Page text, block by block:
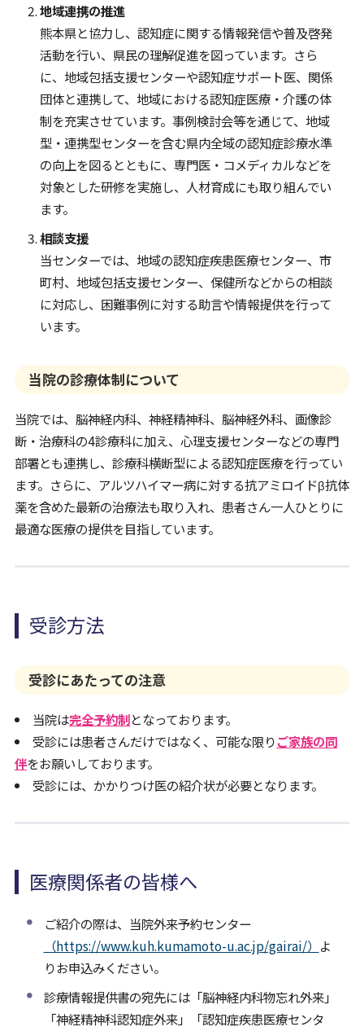
地域連携の推進
熊本県と協力し、認知症に関する情報発信や普及啓発
活動を行い、県民の理解促進を図っています。さら
に、地域包括支援センターや認知症サポート医、関係
団体と連携して、地域における認知症医療・介護の体
制を充実させています。事例検討会等を通じて、地域
型・連携型センターを含む県内全域の認知症診療水準
の向上を図るとともに、専門医・コメディカルなどを
対象とした研修を実施し、人材育成にも取り組んでい
ます。
相談支援
当センターでは、地域の認知症疾患医療センター、市
町村、地域包括支援センター、保健所などからの相談
に対応し、困難事例に対する助言や情報提供を行って
います。
当院の診療体制について
当院では、脳神経内科、神経精神科、脳神経外科、画像診
断・治療科の4診療科に加え、心理支援センターなどの専門
部署とも連携し、診療科横断型による認知症医療を行ってい
ます。さらに、アルツハイマー病に対する抗アミロイドβ抗体
薬を含めた最新の治療法も取り入れ、患者さん一人ひとりに
最適な医療の提供を目指しています。
受診方法
受診にあたっての注意
当院は完全予約制となっております。
受診には患者さんだけではなく、可能な限りご家族の同
伴をお願いしております。
受診には、かかりつけ医の紹介状が必要となります。
医療関係者の皆様へ
ご紹介の際は、当院外来予約センター
（https://www.kuh.kumamoto-u.ac.jp/gairai/） よ
りお申込みください。
診療情報提供書の宛先には「脳神経内科物忘れ外来」
「神経精神科認知症外来」「認知症疾患医療センタ